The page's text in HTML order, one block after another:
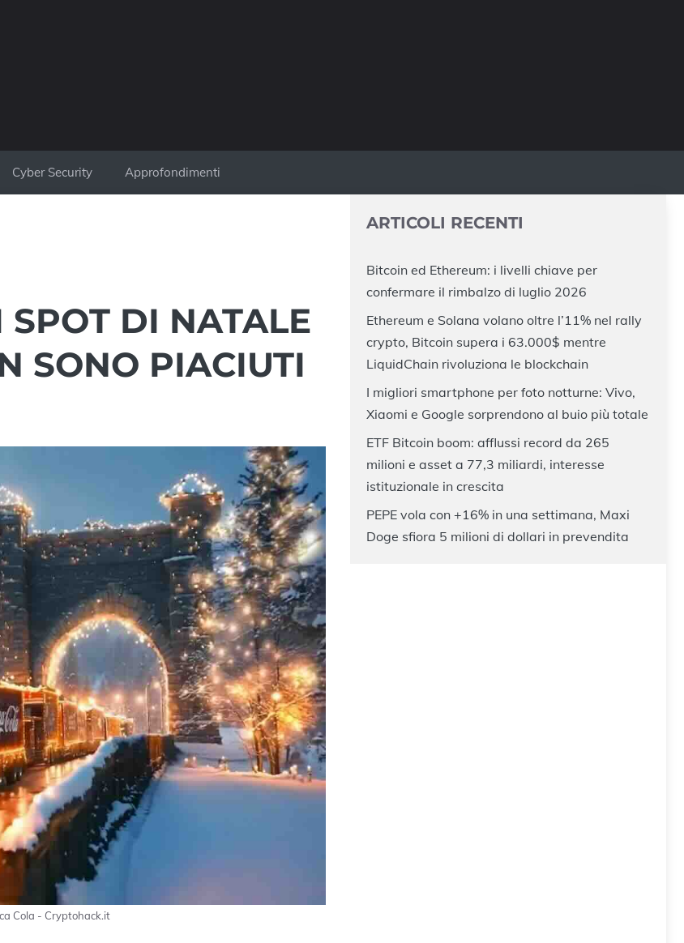
Cyber Security Approfondimenti
SPOT DI NATALE
SONO PIACIUTI
Cola - Cryptohack.it
ARTICOLI RECENTI
Bitcoin ed Ethereum: i livelli chiave per
confermare il rimbalzo di luglio 2026
Ethereum e Solana volano oltre l’11% nel rally
crypto, Bitcoin supera i 63.000$ mentre
LiquidChain rivoluziona le blockchain
I migliori smartphone per foto notturne: Vivo,
Xiaomi e Google sorprendono al buio più totale
ETF Bitcoin boom: afflussi record da 265
milioni e asset a 77,3 miliardi, interesse
istituzionale in crescita
PEPE vola con +16% in una settimana, Maxi
Doge sfiora 5 milioni di dollari in prevendita